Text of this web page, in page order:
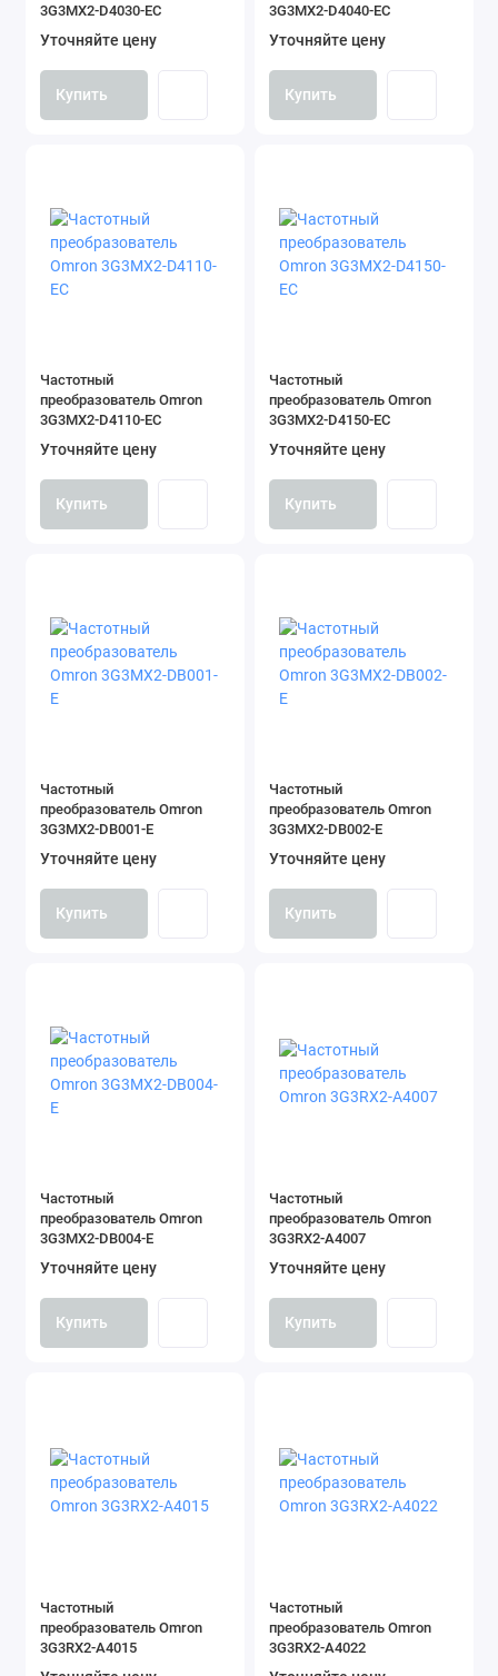
3G3MX2-D4030-EC
Уточняйте цену
Купить
3G3MX2-D4040-EC
Уточняйте цену
Купить
Частотный
преобразователь Omron
3G3MX2-D4110-EC
Уточняйте цену
Купить
Частотный
преобразователь Omron
3G3MX2-D4150-EC
Уточняйте цену
Купить
Частотный
преобразователь Omron
3G3MX2-DB001-E
Уточняйте цену
Купить
Частотный
преобразователь Omron
3G3MX2-DB002-E
Уточняйте цену
Купить
Частотный
преобразователь Omron
3G3MX2-DB004-E
Уточняйте цену
Купить
Частотный
преобразователь Omron
3G3RX2-A4007
Уточняйте цену
Купить
Частотный
преобразователь Omron
3G3RX2-A4015
Частотный
преобразователь Omron
3G3RX2-A4022